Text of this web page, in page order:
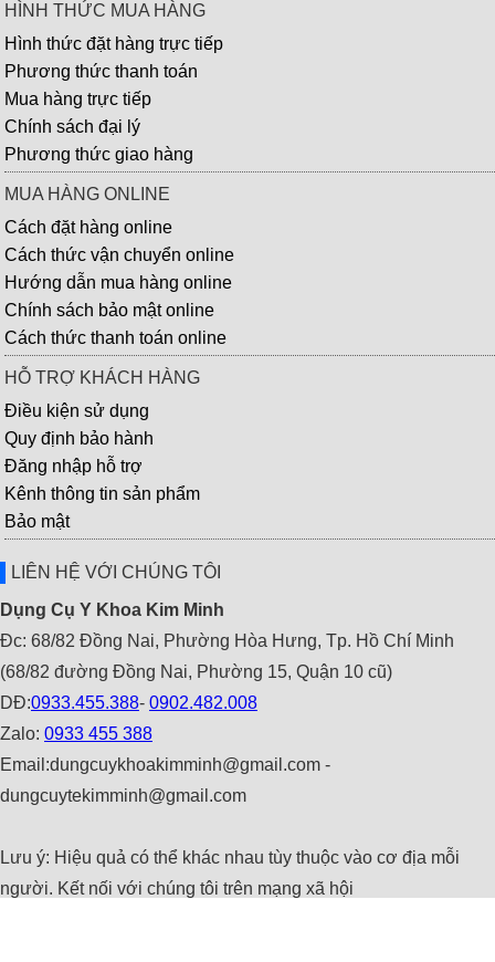
HÌNH THỨC MUA HÀNG
Hình thức đặt hàng trực tiếp
Phương thức thanh toán
Mua hàng trực tiếp
Chính sách đại lý
Phương thức giao hàng
MUA HÀNG ONLINE
Cách đặt hàng online
Cách thức vận chuyển online
Hướng dẫn mua hàng online
Chính sách bảo mật online
Cách thức thanh toán online
HỖ TRỢ KHÁCH HÀNG
Điều kiện sử dụng
Quy định bảo hành
Đăng nhập hỗ trợ
Kênh thông tin sản phẩm
Bảo mật
LIÊN HỆ VỚI CHÚNG TÔI
Dụng Cụ Y Khoa Kim Minh
Đc: 68/82 Đồng Nai, Phường Hòa Hưng, Tp. Hồ Chí Minh
(68/82 đường Đồng Nai, Phường 15, Quận 10 cũ)
DĐ:0933.455.388- 0902.482.008
Zalo: 0933 455 388
Email:dungcuykhoakimminh@gmail.com -
dungcuytekimminh@gmail.com
Lưu ý: Hiệu quả có thể khác nhau tùy thuộc vào cơ địa mỗi
người. Kết nối với chúng tôi trên mạng xã hội